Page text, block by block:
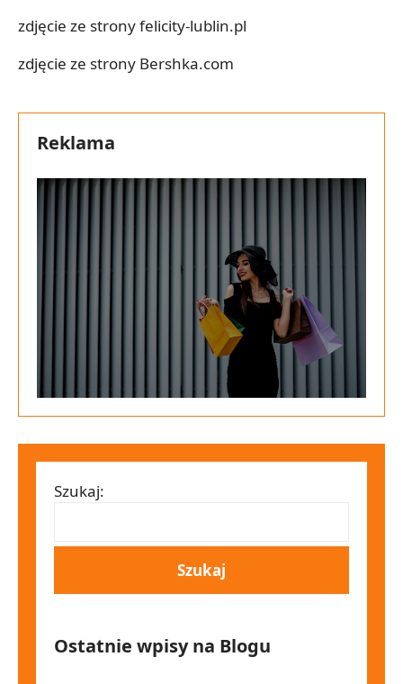
zdjęcie ze strony felicity-lublin.pl
zdjęcie ze strony Bershka.com
Reklama
Szukaj:
Ostatnie wpisy na Blogu